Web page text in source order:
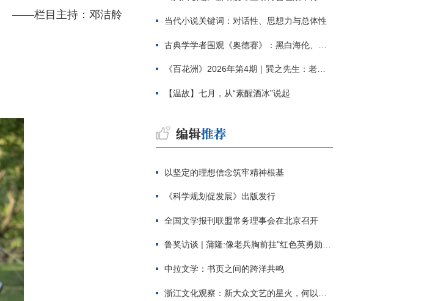
——栏目主持：邓洁舲
当代小说关键词：对话性、思想力与总体性
古典学学者围观《奥德赛》：黑白海伦、佩涅罗佩的别针与神秘入侵者
《百花洲》2026年第4期｜巽之先生：老兵朱向前侧记三题
【温故】七月，从“素醒酒冰”说起
以坚定的理想信念筑牢精神根基
《科学规划促发展》出版发行
全国文学报刊联盟常务理事会在北京召开
鲁奖访谈 | 蒲隆:像老兵胸前挂"红色英勇勋章"
中拉文学：书页之间的跨洋共鸣
浙江文化观察：新大众文艺的星火，何以燎原？